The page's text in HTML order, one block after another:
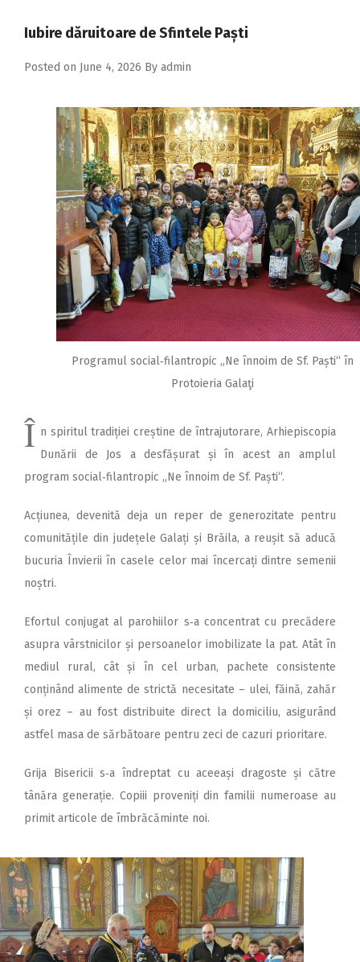
2017
2016
Iubire dăruitoare de Sfintele Paști
Posted on June 4, 2026 By admin
Programul social‑filantropic „Ne înnoim de Sf. Paști“ în
Protoieria Galaţi
Î n spiritul tradiției creș­tine de întrajutorare, Ar­hiepis­copia
Dunării de Jos a desfășurat și în acest an amplul
program social‑filantropic „Ne înnoim de Sf. Paști“.
Acțiunea, devenită deja un reper de generozitate pentru
comunitățile din județele Galați și Brăila, a reușit să aducă
bucuria Învierii în casele celor mai încercați dintre semenii
noștri.
Efortul conjugat al parohiilor s‑a concentrat cu precădere
asupra vârstnicilor și persoanelor imobilizate la pat. Atât în
mediul rural, cât și în cel urban, pachete consistente
conținând alimente de strictă necesitate – ulei, făină, zahăr
și orez – au fost distribuite direct la domiciliu, asigurând
astfel masa de sărbătoare pentru zeci de cazuri prioritare.
Grija Bisericii s‑a îndreptat cu aceeași dragoste și către
tânăra generație. Copiii proveniți din familii numeroase au
primit articole de îmbrăcăminte noi.